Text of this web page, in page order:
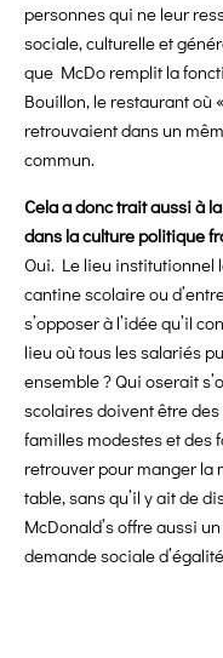
personnes qui ne leur
sociale, culturelle et
que McDo remplit la
Bouillon, le restaurant où
retrouvaient dans un
commun.
Cela a donc trait aussi à
dans la culture politique
Oui. Le lieu institutionnel
cantine scolaire ou
s’opposer à l’idée qu’il
lieu où tous les salariés
ensemble ? Qui oserait
scolaires doivent être
familles modestes et des
retrouver pour manger la
table, sans qu’il y ait de
McDonald’s offre aussi
demande sociale